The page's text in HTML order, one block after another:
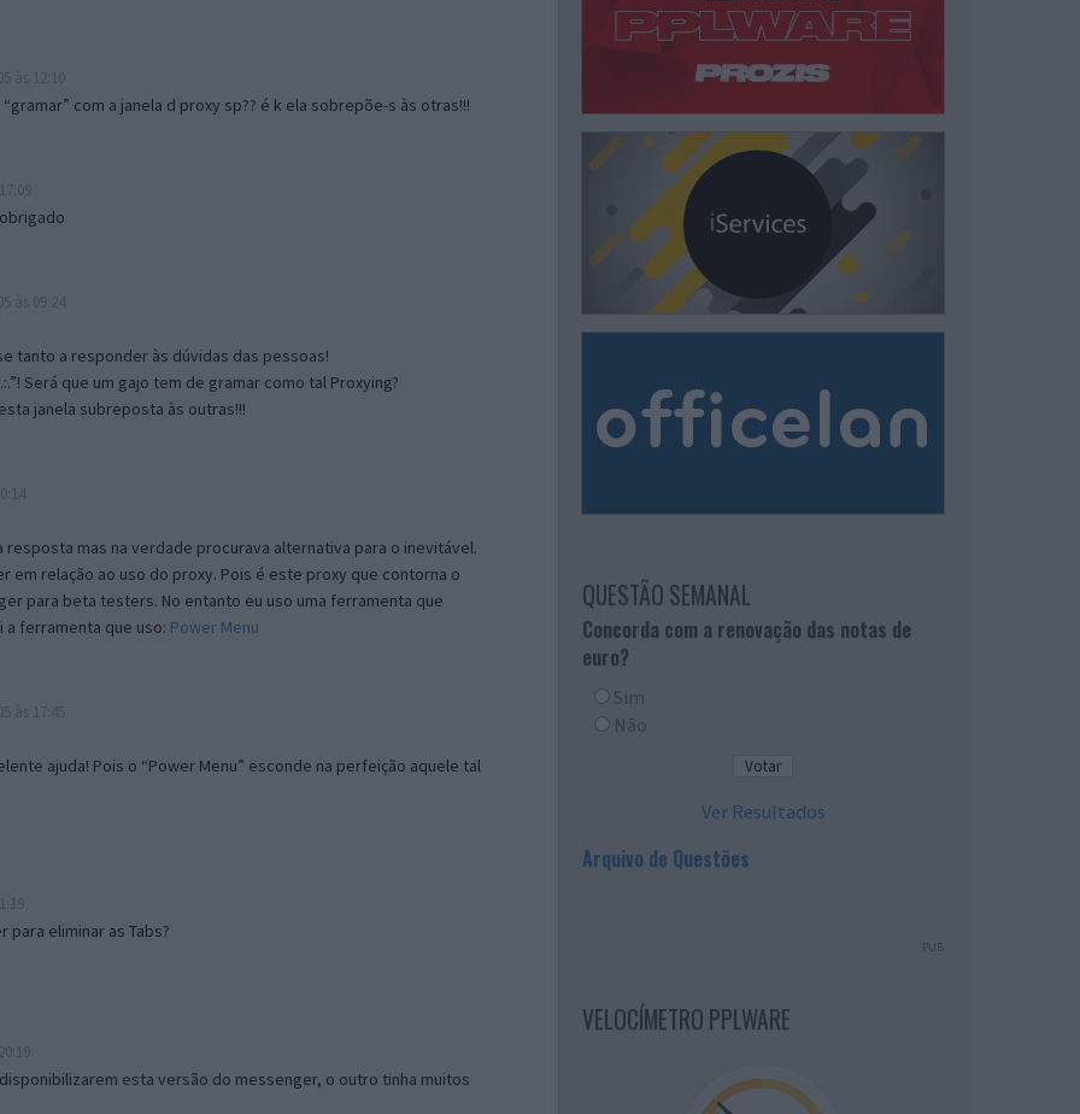
com a janela d proxy sp?? é k ela sobrepõe-s às otras!!!
tanto a responder às dúvidas das pessoas!
Será que um gajo tem de gramar como tal Proxying?
janela subreposta às outras!!!
mas na verdade procurava alternativa para o inevitável.
em relação ao uso do proxy. Pois é este proxy que contorna o
para beta testers. No entanto eu uso uma ferramenta que
ferramenta que uso: Power Menu
ajuda! Pois o “Power Menu” esconde na perfeição aquele tal
para eliminar as Tabs?
esta versão do messenger, o outro tinha muitos
QUESTÃO SEMANAL
Concorda com a renovação das notas de
euro?
Sim
Não
Ver Resultados
Arquivo de Questões
PUB
VELOCÍMETRO PPLWARE